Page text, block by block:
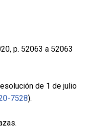
p. 52063 a 52063
de 1 de julio
7528).